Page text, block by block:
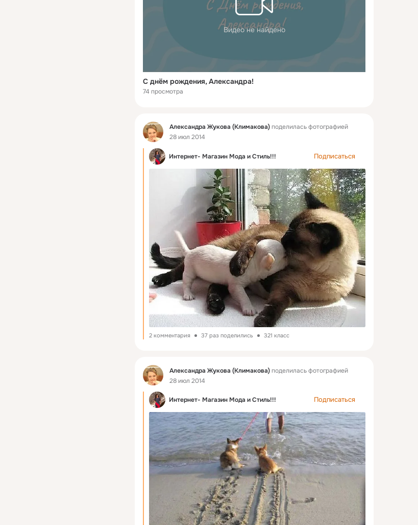
Видео не найдено
С днём рождения, Александра!
74 просмотра
Фид Александра Жукова (Климакова)поделилась фотографией
28 июл 2014
Интернет- Магазин Мода и Стиль!!! Подписаться
2 комментария 37 раз поделились 321 класс
Фид Александра Жукова (Климакова)поделилась фотографией
28 июл 2014
Интернет- Магазин Мода и Стиль!!! Подписаться